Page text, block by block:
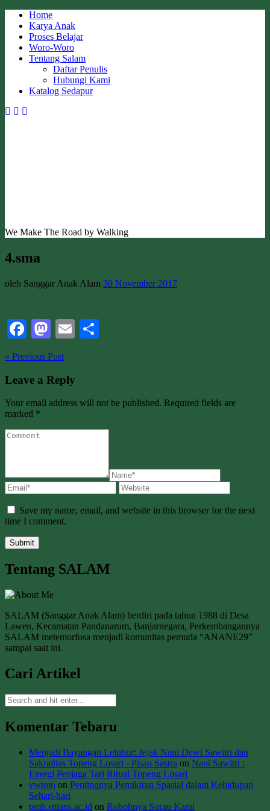
Skip
content
Home
Karya Anak
Proses Belajar
Woro-Woro
Tentang Salam
Daftar Penulis
Hubungi Kami
Katalog Sedapur
We Make The Road by Walking
4.sma
oleh Sanggar Anak Alam 30 November 2017
Facebook
Mastodon
Email
« Previous Post
Leave a Reply
Your email address will not be published. Required fields are
marked *
Save my name, email, and website in this browser for the next
time I comment.
Tentang SALAM
SALAM (Sanggar Anak Alam) berdiri pada tahun 1988 di Desa
Lawen, Kecamatan Pandanarum, Banjarnegara, Perkembangannya
SALAM metemorfosa menjadi komunitas pemuda “ANANE29”
sampai saat ini.
Cari Artikel
Komentar Tebaru
Menjadi Bayangan Leluhur: Jejak Nani Dewi Sawitri dan
Sakralitas Topeng Losari - Pisau Sastra on Nani Sawitri :
Energi Penjaga Tari Ritual Topeng Losari
vwtoto on Pentingnya Pemikiran Spasial dalam Kehidupan
Sehari-hari
pmb.sttians.ac.id on Robohnya Surau Kami